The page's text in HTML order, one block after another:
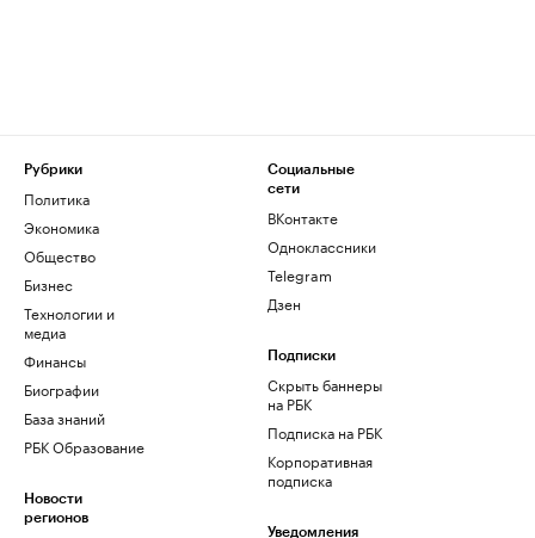
Рубрики
Политика
Экономика
Общество
Бизнес
Технологии и
медиа
Финансы
Биографии
База знаний
РБК Образование
Новости
регионов
Социальные
сети
ВКонтакте
Одноклассники
Telegram
Дзен
Подписки
Скрыть баннеры
на РБК
Подписка на РБК
Корпоративная
подписка
Уведомления